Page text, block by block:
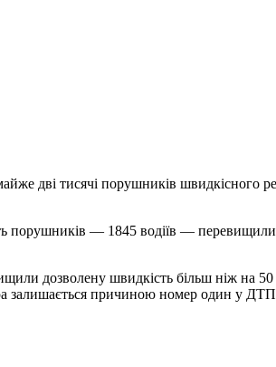
дві тисячі порушників швидкісного
порушників — 1845 водіїв —
дозволену швидкість більш ніж на
залишається причиною номер один у